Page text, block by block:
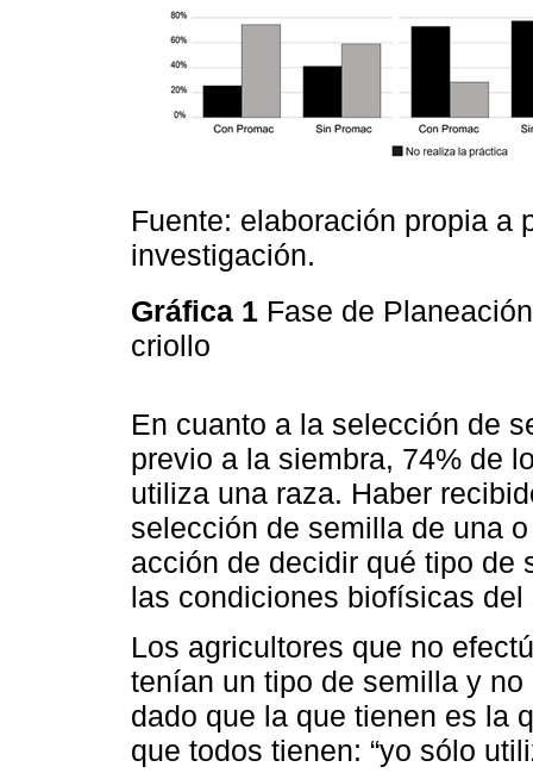
Fuente: elaboración propia a
investigación.
Gráfica 1 Fase de
criollo
En cuanto a la selección de
previo a la siembra, 74% de
utiliza una raza. Haber
selección de semilla de una
acción de decidir qué tipo de
las condiciones biofísicas
Los agricultores que no
tenían un tipo de semilla y
dado que la que tienen es la
que todos tienen: “yo sólo